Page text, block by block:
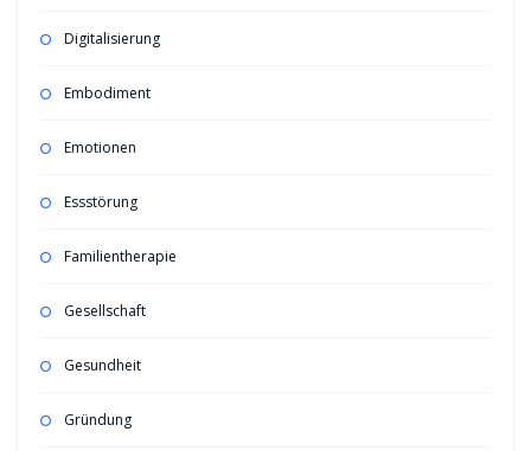
Digitalisierung
Embodiment
Emotionen
Essstörung
Familientherapie
Gesellschaft
Gesundheit
Gründung